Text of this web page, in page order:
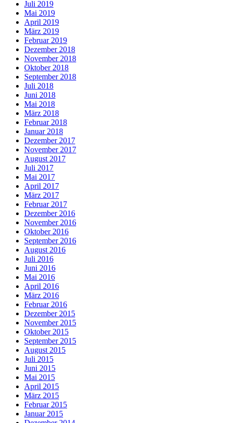
Juli 2019
Mai 2019
April 2019
März 2019
Februar 2019
Dezember 2018
November 2018
Oktober 2018
September 2018
Juli 2018
Juni 2018
Mai 2018
März 2018
Februar 2018
Januar 2018
Dezember 2017
November 2017
August 2017
Juli 2017
Mai 2017
April 2017
März 2017
Februar 2017
Dezember 2016
November 2016
Oktober 2016
September 2016
August 2016
Juli 2016
Juni 2016
Mai 2016
April 2016
März 2016
Februar 2016
Dezember 2015
November 2015
Oktober 2015
September 2015
August 2015
Juli 2015
Juni 2015
Mai 2015
April 2015
März 2015
Februar 2015
Januar 2015